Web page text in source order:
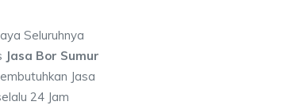
Seluruhnya
Jasa Bor Sumur
Jasa
24 Jam